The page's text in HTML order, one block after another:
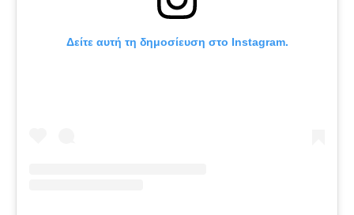
Δείτε αυτή τη δημοσίευση στο Instagram.